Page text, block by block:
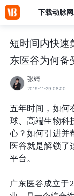
下载动脉
短时间内快速
东医谷为何备
张靖
2019-11-29 08:00
五年时间，如何
球、高端生物科
心？如何引进并
医谷就是解锁了
平台。
广东医谷成立于